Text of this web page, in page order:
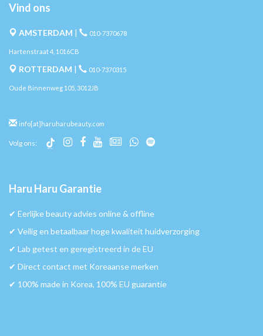
Vind ons
AMSTERDAM | 010-7370678
Hartenstraat 4, 1016CB
ROTTERDAM | 010-7370315
Oude Binnenweg 105, 3012JB
info[at]haruharubeauty.com
Volg ons:
Haru Haru Garantie
✔︎ Eerlijke beauty advies online & offline
✔︎ Veilig en betaalbaar hoge kwaliteit huidverzorging
✔︎ Lab getest en geregistreerd in de EU
✔︎ Direct contact met Koreaanse merken
✔︎ 100% made in Korea, 100% EU guarantie